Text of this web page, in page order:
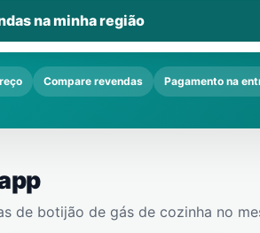
na minha região
Compare revendas Pagamento na
de botijão de gás de cozinha no